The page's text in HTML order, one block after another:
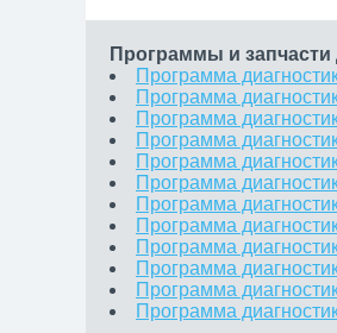
Программы и
Программа
Программа
Программа
Программа
Программа
Программа
Программа
Программа
Программа
Программа
Программа
Программа